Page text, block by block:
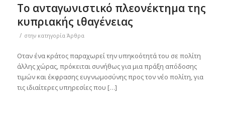
Το ανταγωνιστικό πλεονέκτημα της
κυπριακής ιθαγένειας
/ στην κατηγορία Άρθρα
Οταν ένα κράτος παραχωρεί την υπηκοότητά του σε πολίτη
άλλης χώρας, πρόκειται συνήθως για μια πράξη απόδοσης
τιμών και έκφρασης ευγνωμοσύνης προς τον νέο πολίτη, για
τις ιδιαίτερες υπηρεσίες που […]